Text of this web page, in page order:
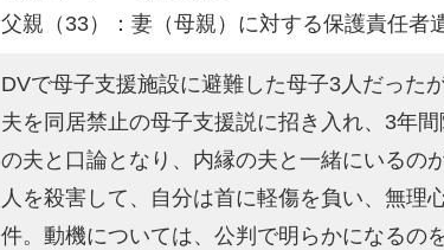
父親（33）：妻（母親）に対する保護責任者
DVで母子支援施設に避難した母子3人だった
夫を同居禁止の母子支援説に招き入れ、3年
の夫と口論となり、内縁の夫と一緒にいるの
人を殺害して、自分は首に軽傷を負い、無理
件。動機については、公判で明らかになるの